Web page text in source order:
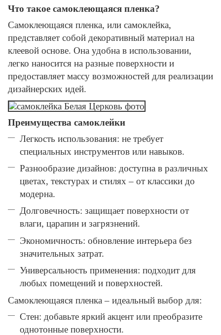
Что такое самоклеющаяся пленка?
Самоклеющаяся пленка, или самоклейка,
представляет собой декоративный материал на
клеевой основе. Она удобна в использовании,
легко наносится на разные поверхности и
предоставляет массу возможностей для реализации
дизайнерских идей.
Преимущества самоклейки
Легкость использования: не требует
специальных инструментов или навыков.
Разнообразие дизайнов: доступна в различных
цветах, текстурах и стилях – от классики до
модерна.
Долговечность: защищает поверхности от
влаги, царапин и загрязнений.
Экономичность: обновление интерьера без
значительных затрат.
Универсальность применения: подходит для
любых помещений и поверхностей.
Самоклеющаяся пленка – идеальный выбор для:
Стен: добавьте яркий акцент или преобразите
однотонные поверхности.